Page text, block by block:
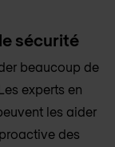
sécurité
beaucoup de
experts en
les aider
des